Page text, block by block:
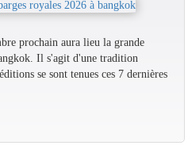
prochain aura lieu la grande
Il s'agit d'une tradition
se sont tenues ces 7 dernières